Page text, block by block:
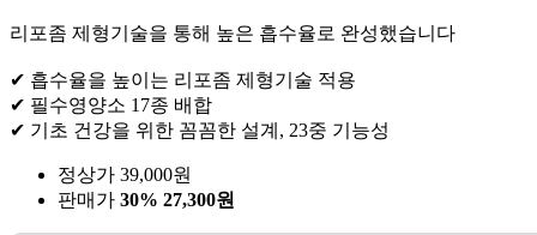
리포좀 제형기술을 통해 높은 흡수율로 완성했습니다
✔ 흡수율을 높이는 리포좀 제형기술 적용
✔ 필수영양소 17종 배합
✔ 기초 건강을 위한 꼼꼼한 설계, 23중 기능성
정상가 39,000원
판매가 30% 27,300원